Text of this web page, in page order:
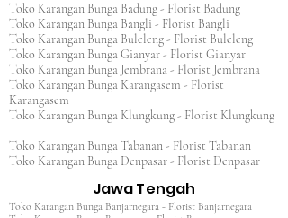
Toko Karangan Bunga Badung - Florist Badung
Toko Karangan Bunga Bangli - Florist Bangli
Toko Karangan Bunga Buleleng - Florist Buleleng
Toko Karangan Bunga Gianyar - Florist Gianyar
Toko Karangan Bunga Jembrana - Florist Jembrana
Toko Karangan Bunga Karangasem - Florist
Karangasem
Toko Karangan Bunga Klungkung - Florist Klungkung
Toko Karangan Bunga Tabanan - Florist Tabanan
Toko Karangan Bunga Denpasar - Florist Denpasar
Jawa Tengah
Toko Karangan Bunga Banjarnegara - Florist Banjarnegara